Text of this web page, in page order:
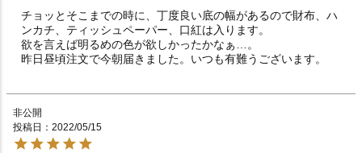
チョッとそこまでの時に、丁度良い底の幅があるので財布、ハ
ンカチ、ティッシュペーパー、口紅は入ります。
欲を言えば明るめの色が欲しかったかなぁ…。
昨日昼頃注文で今朝届きました。いつも有難うございます。
非公開
投稿日
2022/05/15